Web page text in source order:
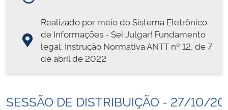
Realizado por meio do Sistema Eletrônico
de Informações - Sei Julgar! Fundamento
legal: Instrução Normativa ANTT nº 12, de 7
de abril de 2022
SESSÃO DE DISTRIBUIÇÃO - 27/10/